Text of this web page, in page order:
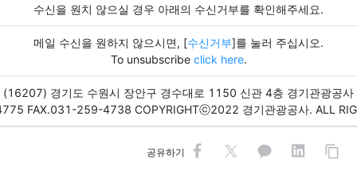
수신을 원치 않으실 경우 아래의 수신거부를 확인해주세요.
메일 수신을 원하지 않으시면, [수신거부]를 눌러 주십시오.
To unsubscribe click here.
(16207) 경기도 수원시 장안구 경수대로 1150 신관 4층 경기관광공사
FAX.031-259-4738 COPYRIGHTⓒ2022 경기관광공사. ALL
공유하기